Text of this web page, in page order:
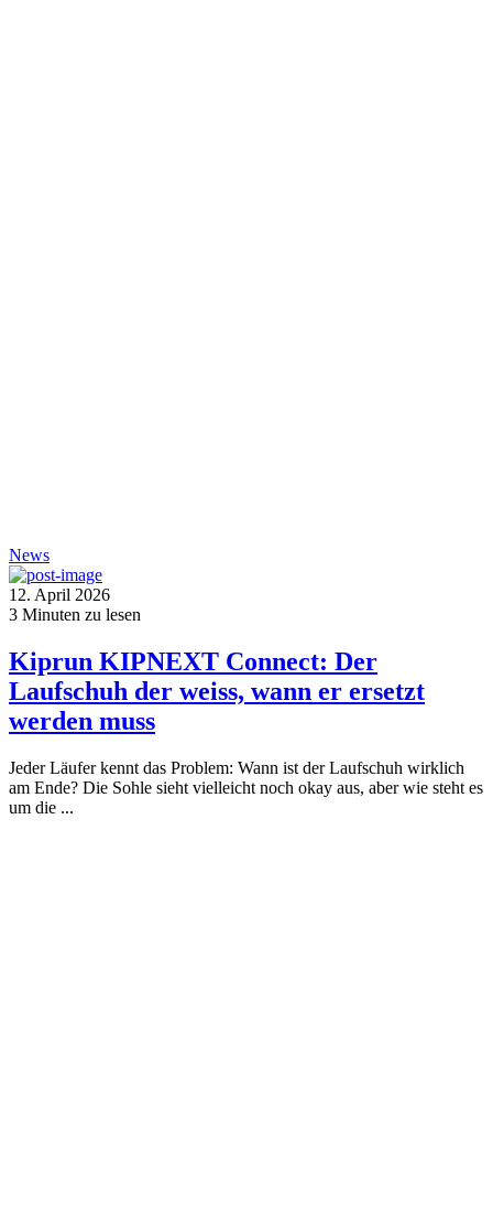
News
12. April 2026
3 Minuten zu lesen
Kiprun KIPNEXT Connect: Der
Laufschuh der weiss, wann er ersetzt
werden muss
Jeder Läufer kennt das Problem: Wann ist der Laufschuh wirklich
am Ende? Die Sohle sieht vielleicht noch okay aus, aber wie steht es
um die ...